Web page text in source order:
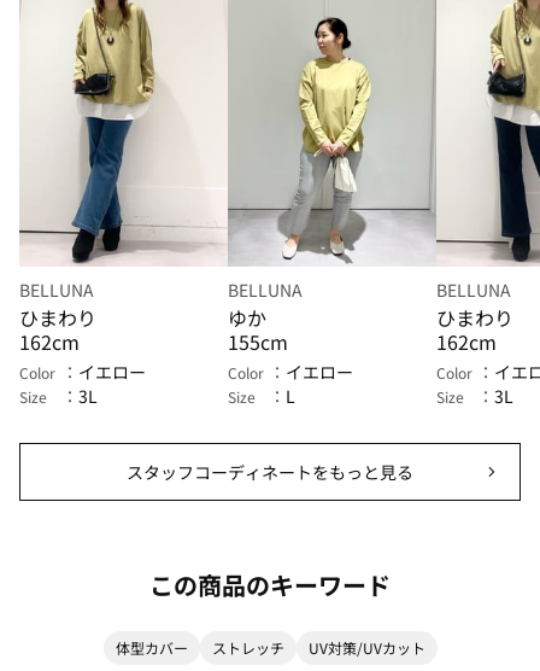
BELLUNA
ひまわり
162cm
Color イエロー
Size 3L
BELLUNA
ゆか
155cm
Color イエロー
Size L
BELLUNA
ひまわり
162cm
Color イエ
Size 3L
スタッフコーディネートをもっと見る
この商品のキーワード
体型カバー ストレッチ UV対策/UVカット